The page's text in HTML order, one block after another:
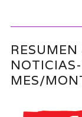
MES/